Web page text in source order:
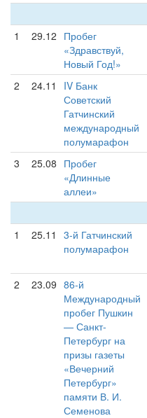
1
29.12 Пробег
«Здравствуй,
Новый Год!»
2 24.11
IV Банк
Советский
Гатчинский
международный
полумарафон
3 25.08 Пробег
«Длинные
аллеи»
1
25.11
3-й Гатчинский
полумарафон
2 23.09 86-й
Международный
пробег Пушкин
— Санкт-
Петербург на
призы газеты
«Вечерний
Петербург»
памяти В. И.
Семенова